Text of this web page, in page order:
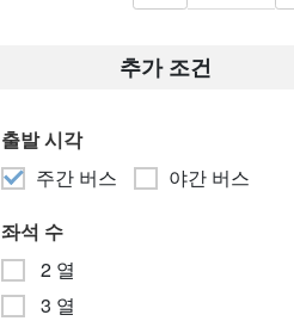
추가 조건
출발 시각
주간 버스
야간 버스
좌석 수
2 열
3 열